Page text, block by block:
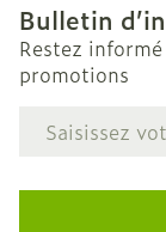
Bulletin
Restez
promotions
Adresse mail